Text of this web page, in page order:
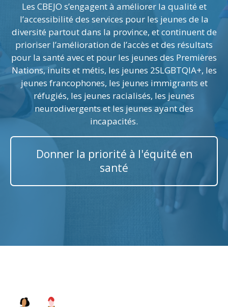
Les CBEJO s’engagent à améliorer la qualité et
l’accessibilité des services pour les jeunes de la
diversité partout dans la province, et continuent de
prioriser l’amélioration de l’accès et des résultats
pour la santé avec et pour les jeunes des Premières
Nations, inuits et métis, les jeunes 2SLGBTQIA+, les
jeunes francophones, les jeunes immigrants et
réfugiés, les jeunes racialisés, les jeunes
neurodivergents et les jeunes ayant des
incapacités.
Donner la priorité à l'équité en
santé